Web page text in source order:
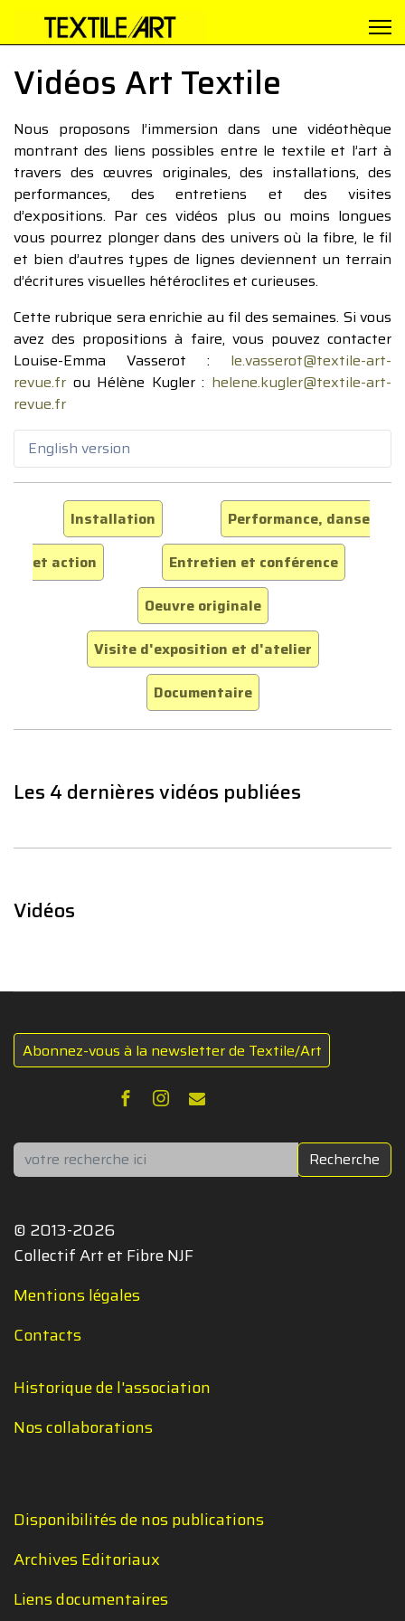
Vidéos Art Textile
Nous proposons l’immersion dans une vidéothèque
montrant des liens possibles entre le textile et l’art à
travers des œuvres originales, des installations, des
performances, des entretiens et des visites
d’expositions. Par ces vidéos plus ou moins longues
vous pourrez plonger dans des univers où la fibre, le fil
et bien d’autres types de lignes deviennent un terrain
d’écritures visuelles hétéroclites et curieuses.
Cette rubrique sera enrichie au fil des semaines. Si vous
avez des propositions à faire, vous pouvez contacter
Louise-Emma Vasserot : le.vasserot@textile-art-
revue.fr ou Hélène Kugler : helene.kugler@textile-art-
revue.fr
English version
Installation
Performance, danse
et action
Entretien et conférence
Oeuvre originale
Visite d'exposition et d'atelier
Documentaire
Les 4 dernières vidéos publiées
Vidéos
Abonnez-vous à la newsletter de Textile/Art
Rechercher Recherche
© 2013-2026
Collectif Art et Fibre NJF
Mentions légales
Contacts
Historique de l'association
Nos collaborations
Disponibilités de nos publications
Archives Editoriaux
Liens documentaires